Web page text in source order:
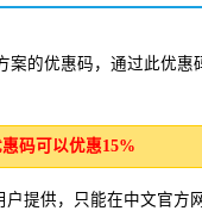
案的优惠码，通过此优惠
码可以优惠15%
户提供，只能在中文官方